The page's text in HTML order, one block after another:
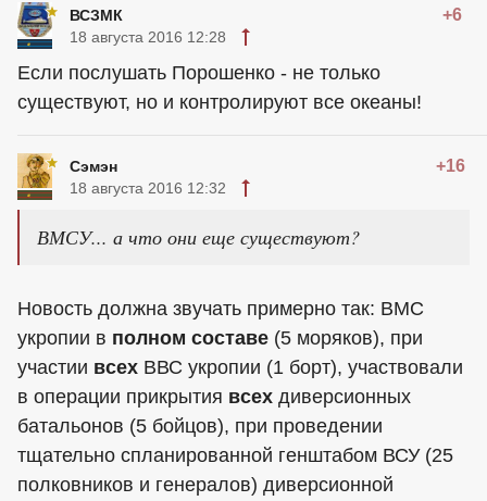
ВСЗМК +6
18 августа 2016 12:28
Если послушать Порошенко - не только
существуют, но и контролируют все океаны!
Сэмэн +16
18 августа 2016 12:32
ВМСУ... а что они еще существуют?
Новость должна звучать примерно так: ВМС
укропии в полном составе (5 моряков), при
участии всех ВВС укропии (1 борт), участвовали
в операции прикрытия всех диверсионных
батальонов (5 бойцов), при проведении
тщательно спланированной генштабом ВСУ (25
полковников и генералов) диверсионной